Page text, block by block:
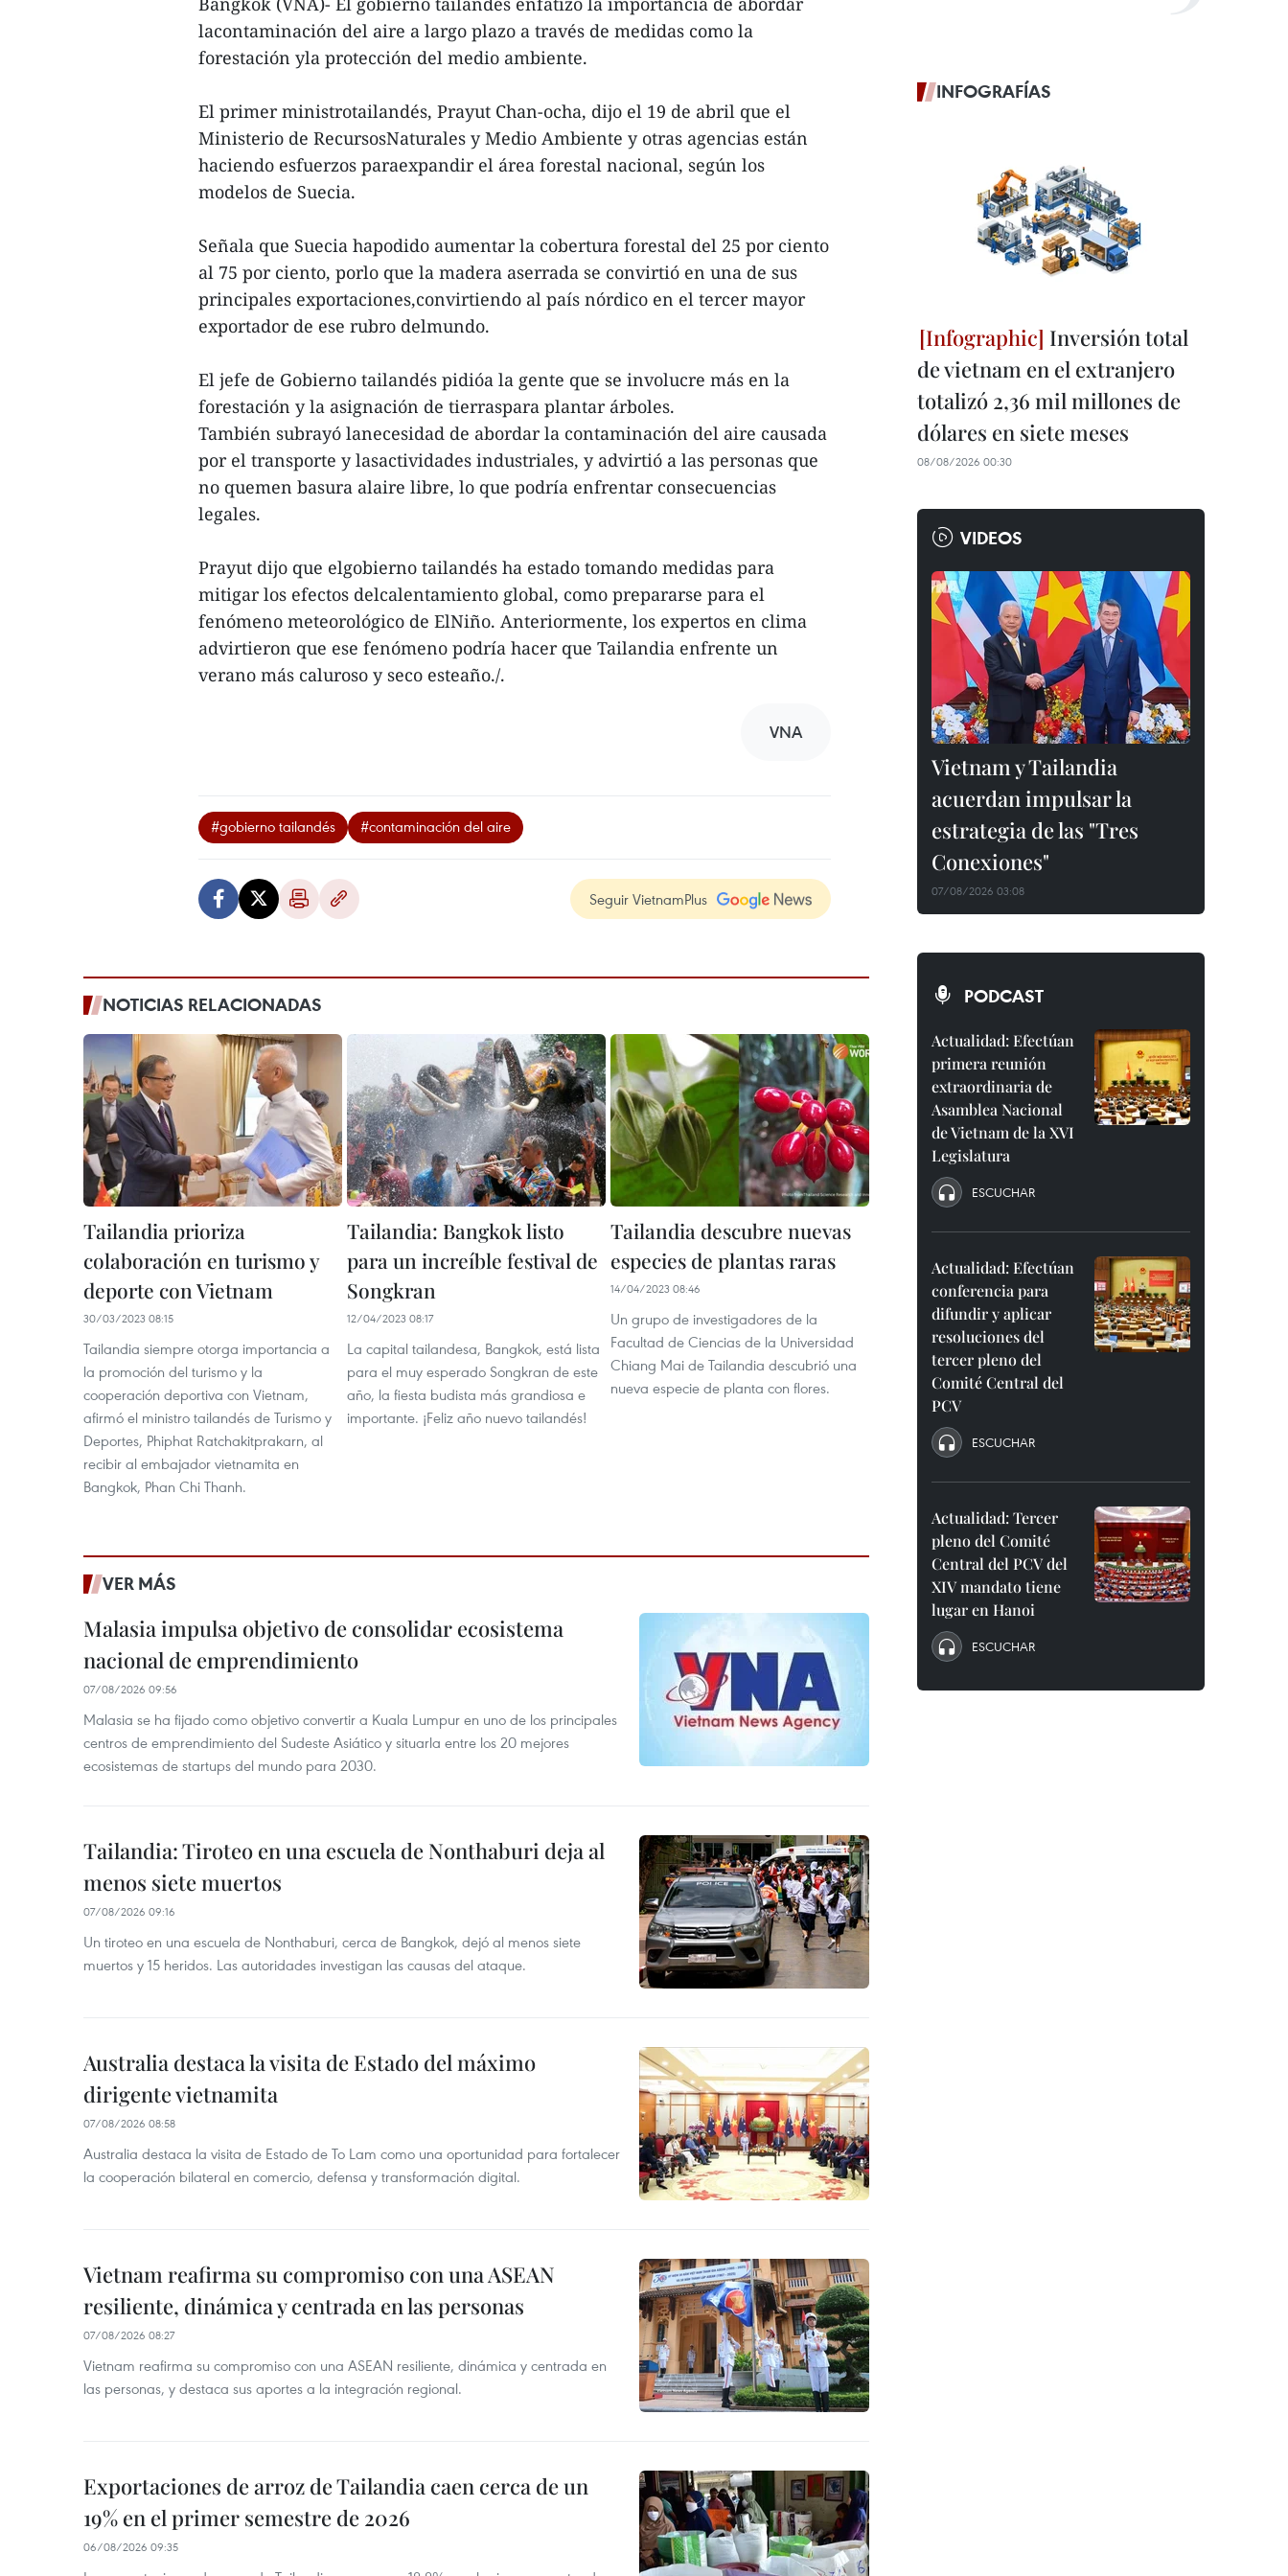
lacontaminación del aire a largo plazo a través de medidas como la
forestación yla protección del medio ambiente.
El primer ministrotailandés, Prayut Chan-ocha, dijo el 19 de abril que el
Ministerio de RecursosNaturales y Medio Ambiente y otras agencias están
haciendo esfuerzos paraexpandir el área forestal nacional, según los
modelos de Suecia.
Señala que Suecia hapodido aumentar la cobertura forestal del 25 por ciento
al 75 por ciento, porlo que la madera aserrada se convirtió en una de sus
principales exportaciones,convirtiendo al país nórdico en el tercer mayor
exportador de ese rubro delmundo.
El jefe de Gobierno tailandés pidióa la gente que se involucre más en la
forestación y la asignación de tierraspara plantar árboles.
También subrayó lanecesidad de abordar la contaminación del aire causada
por el transporte y lasactividades industriales, y advirtió a las personas que
no quemen basura alaire libre, lo que podría enfrentar consecuencias
legales.
Prayut dijo que elgobierno tailandés ha estado tomando medidas para
mitigar los efectos delcalentamiento global, como prepararse para el
fenómeno meteorológico de ElNiño. Anteriormente, los expertos en clima
advirtieron que ese fenómeno podría hacer que Tailandia enfrente un
verano más caluroso y seco esteaño./.
VNA
#gobierno tailandés #contaminación del aire
Seguir VietnamPlus
NOTICIAS RELACIONADAS
Tailandia prioriza
colaboración en turismo y
deporte con Vietnam
30/03/2023 08:15
Tailandia siempre otorga importancia a
la promoción del turismo y la
cooperación deportiva con Vietnam,
afirmó el ministro tailandés de Turismo y
Deportes, Phiphat Ratchakitprakarn, al
recibir al embajador vietnamita en
Bangkok, Phan Chi Thanh.
Tailandia: Bangkok listo
para un increíble festival de
Songkran
12/04/2023 08:17
La capital tailandesa, Bangkok, está lista
para el muy esperado Songkran de este
año, la fiesta budista más grandiosa e
importante. ¡Feliz año nuevo tailandés!
Tailandia descubre nuevas
especies de plantas raras
14/04/2023 08:46
Un grupo de investigadores de la
Facultad de Ciencias de la Universidad
Chiang Mai de Tailandia descubrió una
nueva especie de planta con flores.
VER MÁS
Malasia impulsa objetivo de consolidar ecosistema
nacional de emprendimiento
07/08/2026 09:56
Malasia se ha fijado como objetivo convertir a Kuala Lumpur en uno de los principales
centros de emprendimiento del Sudeste Asiático y situarla entre los 20 mejores
ecosistemas de startups del mundo para 2030.
Tailandia: Tiroteo en una escuela de Nonthaburi deja al
menos siete muertos
07/08/2026 09:16
Un tiroteo en una escuela de Nonthaburi, cerca de Bangkok, dejó al menos siete
muertos y 15 heridos. Las autoridades investigan las causas del ataque.
Australia destaca la visita de Estado del máximo
dirigente vietnamita
07/08/2026 08:58
Australia destaca la visita de Estado de To Lam como una oportunidad para fortalecer
la cooperación bilateral en comercio, defensa y transformación digital.
Vietnam reafirma su compromiso con una ASEAN
resiliente, dinámica y centrada en las personas
07/08/2026 08:27
Vietnam reafirma su compromiso con una ASEAN resiliente, dinámica y centrada en
las personas, y destaca sus aportes a la integración regional.
Exportaciones de arroz de Tailandia caen cerca de un
19% en el primer semestre de 2026
06/08/2026 09:35
INFOGRAFÍAS
Inversión total
de vietnam en el extranjero
totalizó 2,36 mil millones de
dólares en siete meses
08/08/2026 00:30
VIDEOS
Vietnam y Tailandia
acuerdan impulsar la
estrategia de las "Tres
Conexiones"
07/08/2026 03:08
PODCAST
Actualidad: Efectúan
primera reunión
extraordinaria de
Asamblea Nacional
de Vietnam de la XVI
Legislatura
ESCUCHAR
Actualidad: Efectúan
conferencia para
difundir y aplicar
resoluciones del
tercer pleno del
Comité Central del
PCV
ESCUCHAR
Actualidad: Tercer
pleno del Comité
Central del PCV del
XIV mandato tiene
lugar en Hanoi
ESCUCHAR